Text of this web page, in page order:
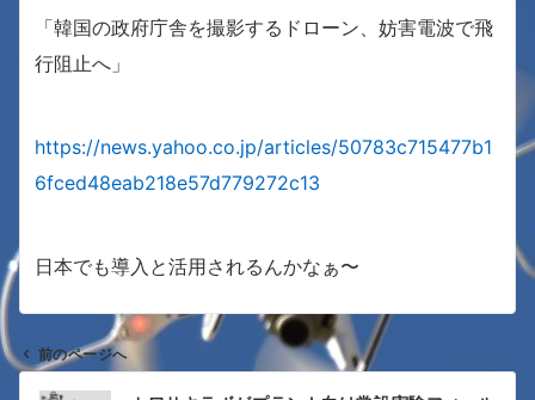
「韓国の政府庁舎を撮影するドローン、妨害電波で飛
行阻止へ」
https://news.yahoo.co.jp/articles/50783c715477b1
6fced48eab218e57d779272c13
日本でも導入と活用されるんかなぁ〜
投
前のページへ